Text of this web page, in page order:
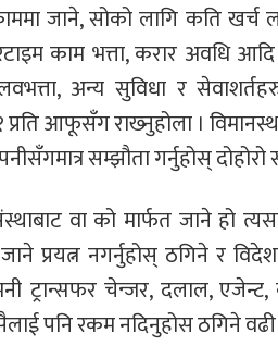
जाने, सोको लागि कति
काम भत्ता, करार अवधि आदि
अन्य सुविधा र
१ प्रति आफूसँग राख्‍नुहोला ।
सम्झौता गर्नुहोस् दोहोरो
वा को मार्फत जाने हो
प्रयत्न नगर्नुहोस् ठगिने र
ट्रान्सफर चेन्जर, दलाल,
पनि रकम नदिनुहोस ठगिने